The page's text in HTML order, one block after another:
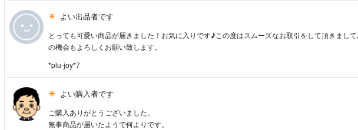
よい出品者です
とっても可愛い商品が届きました！お気に入りです♪この度はスムーズなお取引をして頂きまし
の機会もよろしくお願い致します。
*plu-joy*7
よい購入者です
ご購入ありがとうございました。
無事商品が届いたようで何よりです。